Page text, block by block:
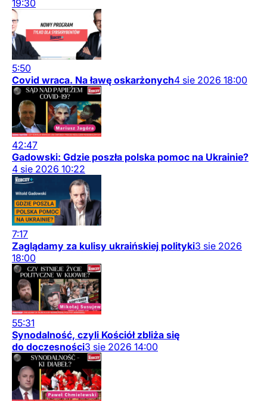
19:30
5:50
Covid wraca. Na ławę oskarżonych4 sie 2026 18:00
42:47
Gadowski: Gdzie poszła polska pomoc na Ukrainie?
4 sie 2026 10:22
7:17
Zaglądamy za kulisy ukraińskiej polityki3 sie 2026
18:00
55:31
Synodalność, czyli Kościół zbliża się
do doczesności3 sie 2026 14:00